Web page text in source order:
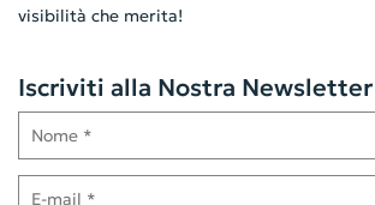
visibilità che merita!
Iscriviti alla Nostra Newsletter
Nome
E-mail